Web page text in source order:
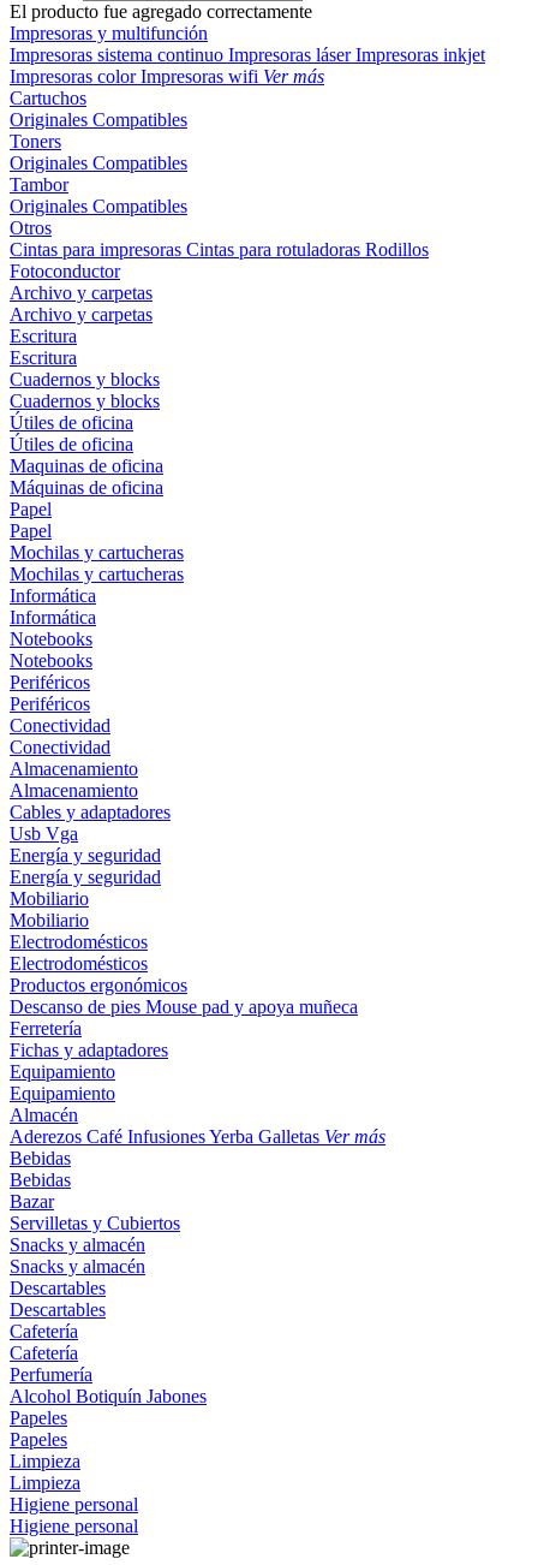
El producto fue agregado correctamente
Impresoras y multifunción
Impresoras sistema continuo Impresoras láserImpresoras inkjet
Impresoras colorImpresoras wifi Ver más
Cartuchos
Originales Compatibles
Toners
Originales Compatibles
Tambor
Originales Compatibles
Otros
Cintas para impresoras Cintas para rotuladoras Rodillos
Fotoconductor
Archivo y carpetas
Archivo y carpetas
Escritura
Escritura
Cuadernos y blocks
Cuadernos y blocks
Útiles de oficina
Útiles de oficina
Maquinas de oficina
Máquinas de oficina
Papel
Papel
Mochilas y cartucheras
Mochilas y cartucheras
Informática
Informática
Notebooks
Notebooks
Periféricos
Periféricos
Conectividad
Conectividad
Almacenamiento
Almacenamiento
Cables y adaptadores
Usb Vga
Energía y seguridad
Energía y seguridad
Mobiliario
Mobiliario
Electrodomésticos
Electrodomésticos
Productos ergonómicos
Descanso de pies Mouse pad y apoya muñeca
Ferretería
Fichas y adaptadores
Equipamiento
Equipamiento
Almacén
Aderezos Café InfusionesYerba Galletas Ver más
Bebidas
Bebidas
Bazar
Servilletas y Cubiertos
Snacks y almacén
Snacks y almacén
Descartables
Descartables
Cafetería
Cafetería
Perfumería
Alcohol Botiquín Jabones
Papeles
Papeles
Limpieza
Limpieza
Higiene personal
Higiene personal